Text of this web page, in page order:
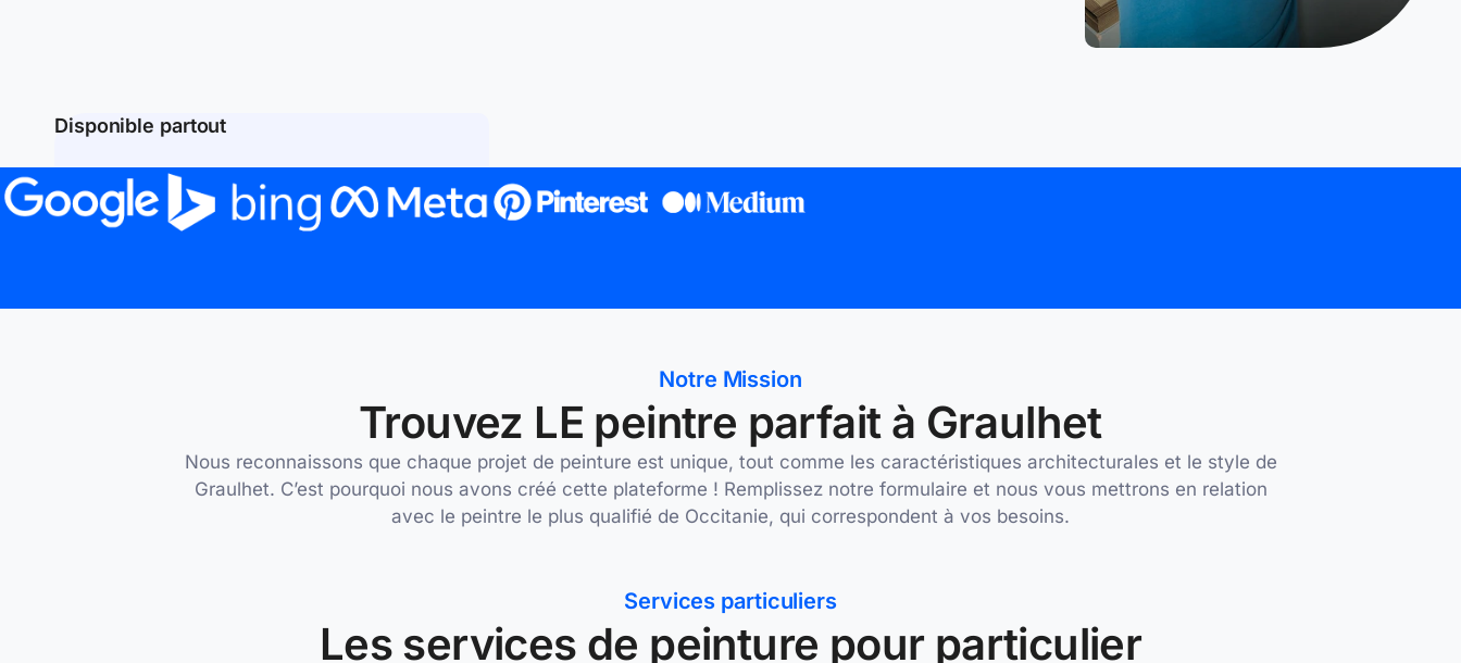
Disponible partout
Notre Mission
Trouvez LE peintre parfait à Graulhet
Nous reconnaissons que chaque projet de peinture est unique, tout comme les caractéristiques architecturales et le style de
Graulhet. C’est pourquoi nous avons créé cette plateforme ! Remplissez notre formulaire et nous vous mettrons en relation
avec le peintre le plus qualifié de Occitanie, qui correspondent à vos besoins.
Services particuliers
Les services de peinture pour particulier